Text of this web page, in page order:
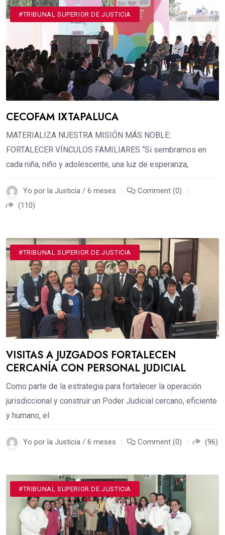
#TRIBUNAL SUPERIOR DE JUSTICIA
CECOFAM IXTAPALUCA
MATERIALIZA NUESTRA MISIÓN MÁS NOBLE:
FORTALECER VÍNCULOS FAMILIARES “Si sembramos en
cada niña, niño y adolescente, una luz de esperanza,
Yo por la Justicia / 6 meses
Comment (0)
(110)
#DESTACADOS
#TRIBUNAL SUPERIOR DE JUSTICIA
VISITAS A JUZGADOS FORTALECEN
CERCANÍA CON PERSONAL JUDICIAL
Como parte de la estrategia para fortalecer la operación
jurisdiccional y construir un Poder Judicial cercano, eficiente
y humano, el
Yo por la Justicia / 6 meses Comment (0) (96)
#TRIBUNAL SUPERIOR DE JUSTICIA